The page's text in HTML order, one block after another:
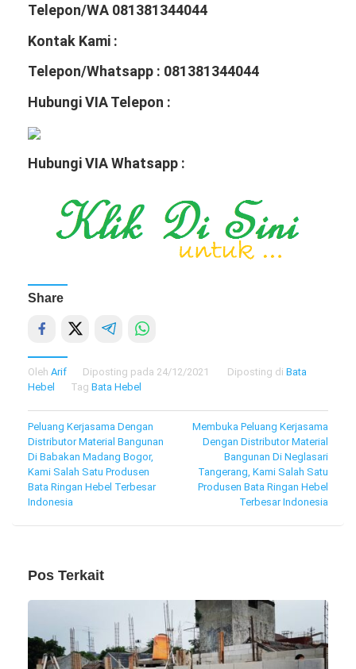
Telepon/WA 081381344044
Kontak Kami :
Telepon/Whatsapp : 081381344044
Hubungi VIA Telepon :
Hubungi VIA Whatsapp :
Share
Oleh Arif Diposting pada 24/12/2021 Diposting di Bata
Hebel
Tag Bata Hebel
Navigasi
pos
Peluang Kerjasama Dengan
Distributor Material Bangunan
Di Babakan Madang Bogor,
Kami Salah Satu Produsen
Bata Ringan Hebel Terbesar
Indonesia
Membuka Peluang Kerjasama
Dengan Distributor Material
Bangunan Di Neglasari
Tangerang, Kami Salah Satu
Produsen Bata Ringan Hebel
Terbesar Indonesia
Pos Terkait